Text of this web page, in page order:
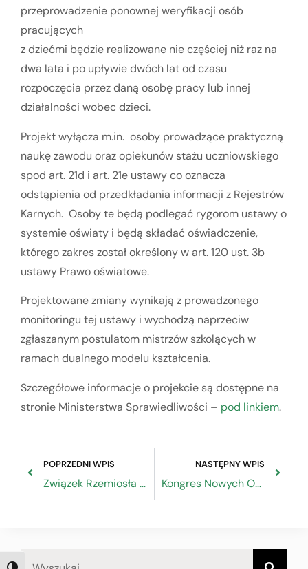
przeprowadzenie ponownej weryfikacji osób
pracujących
z dziećmi będzie realizowane nie częściej niż raz na
dwa lata i po upływie dwóch lat od czasu
rozpoczęcia przez daną osobę pracy lub innej
działalności wobec dzieci.
Projekt wyłącza m.in. osoby prowadzące praktyczną
naukę zawodu oraz opiekunów stażu uczniowskiego
spod art. 21d i art. 21e ustawy co oznacza
odstąpienia od przedkładania informacji z Rejestrów
Karnych. Osoby te będą podlegać rygorom ustawy o
systemie oświaty i będą składać oświadczenie,
którego zakres został określony w art. 120 ust. 3b
ustawy Prawo oświatowe.
Projektowane zmiany wynikają z prowadzonego
monitoringu tej ustawy i wychodzą naprzeciw
zgłaszanym postulatom mistrzów szkolących w
ramach dualnego modelu kształcenia.
Szczegółowe informacje o projekcie są dostępne na
stronie Ministerstwa Sprawiedliwości – pod linkiem.
POPRZEDNI WPIS
Związek Rzemiosła Polskiego Zatrudni na stanowisko Dyrektor/ka Zespołu Finansowo-Księgowego/ Główna Księgowa/wy
NASTĘPNY WPIS
Kongres Nowych Oczekiwań już jutro